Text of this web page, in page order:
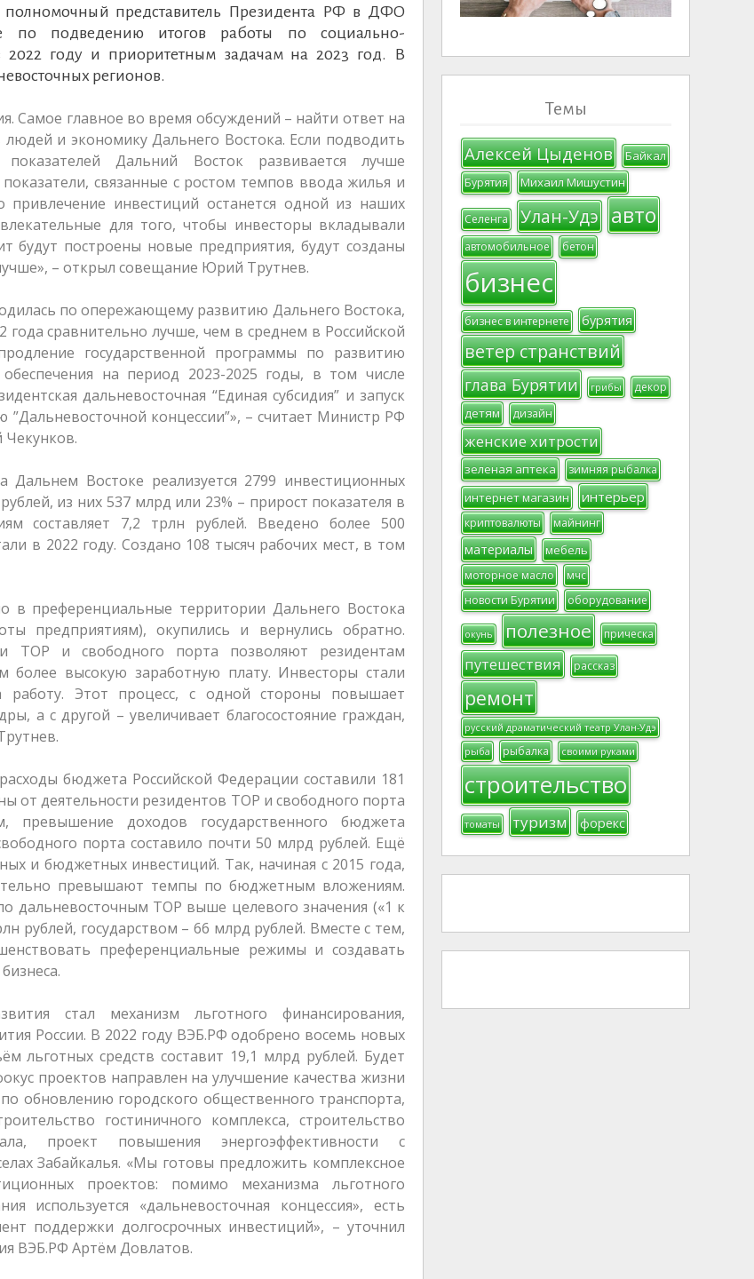
полномочный представитель Президента РФ в ДФО
по подведению итогов работы по социально-
2022 году и приоритетным задачам на 2023 год. В
регионов.
Самое главное во время обсуждений – найти ответ на
и экономику Дальнего Востока. Если подводить
Дальний Восток развивается лучше
связанные с ростом темпов ввода жилья и
инвестиций останется одной из наших
для того, чтобы инвесторы вкладывали
будут построены новые предприятия, будут созданы
– открыл совещание Юрий Трутнев.
по опережающему развитию Дальнего Востока,
сравнительно лучше, чем в среднем в Российской
государственной программы по развитию
на период 2023-2025 годы, в том числе
дальневосточная “Единая субсидия” и запуск
концессии”», – считает Министр РФ
Чекунков.
Востоке реализуется 2799 инвестиционных
из них 537 млрд или 23% – прирост показателя в
составляет 7,2 трлн рублей. Введено более 500
в 2022 году. Создано 108 тысяч рабочих мест, в том
в преференциальные территории Дальнего Востока
предприятиям), окупились и вернулись обратно.
ТОР и свободного порта позволяют резидентам
более высокую заработную плату. Инвесторы стали
Этот процесс, с одной стороны повышает
а с другой – увеличивает благосостояние граждан,
бюджета Российской Федерации составили 181
от деятельности резидентов ТОР и свободного порта
доходов государственного бюджета
порта составило почти 50 млрд рублей. Ещё
и бюджетных инвестиций. Так, начиная с 2015 года,
превышают темпы по бюджетным вложениям.
дальневосточным ТОР выше целевого значения («1 к
рублей, государством – 66 млрд рублей. Вместе с тем,
преференциальные режимы и создавать
стал механизм льготного финансирования,
России. В 2022 году ВЭБ.РФ одобрено восемь новых
средств составит 19,1 млрд рублей. Будет
проектов направлен на улучшение качества жизни
обновлению городского общественного транспорта,
гостиничного комплекса, строительство
проект повышения энергоэффективности с
Забайкалья. «Мы готовы предложить комплексное
проектов: помимо механизма льготного
используется «дальневосточная концессия», есть
поддержки долгосрочных инвестиций», – уточнил
ВЭБ.РФ Артём Довлатов.
Темы
Алексей Цыденов Байкал
Бурятия Михаил Мишустин
Селенга Улан-Удэ авто
автомобильное бетон
бизнес
бизнес в интернете бурятия
ветер странствий
глава Бурятии грибы декор
детям дизайн
женские хитрости
зеленая аптека зимняя рыбалка
интернет магазин интерьер
криптовалюты майнинг
материалы мебель
моторное масло
мчс
новости Бурятии
оборудование
окунь полезное прическа
путешествия рассказ
ремонт
русский драматический театр Улан-Удэ
рыба
рыбалка своими руками
строительство
томаты туризм форекс